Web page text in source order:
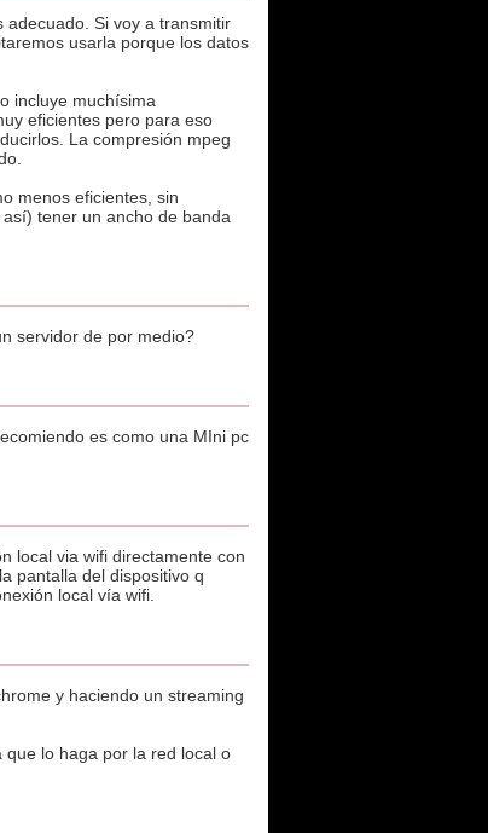
adecuado. Si voy a transmitir
usarla porque los datos
incluye muchísima
eficientes pero para eso
La compresión mpeg
menos eficientes, sin
tener un ancho de banda
servidor de por medio?
es como una MIni pc
local via wifi directamente con
pantalla del dispositivo q
local vía wifi.
y haciendo un streaming
lo haga por la red local o